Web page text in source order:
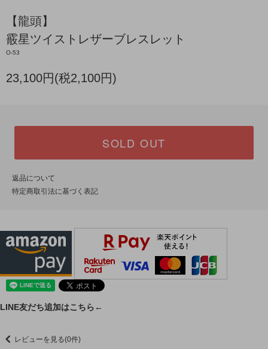
【龍頭】
霰星ツイストレザーブレスレット
O-53
23,100円(税2,100円)
SOLD OUT
返品について
特定商取引法に基づく表記
LINE友だち追加はこちら←
レビューを見る(0件)